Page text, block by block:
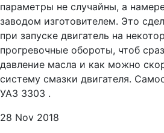
параметры не случайны, а
заводом изготовителем. Это
при запуске двигатель на
прогревочные обороты, чтоб
давление масла и как можно
систему смазки двигателя.
УАЗ 3303 .
28 Nov 2018